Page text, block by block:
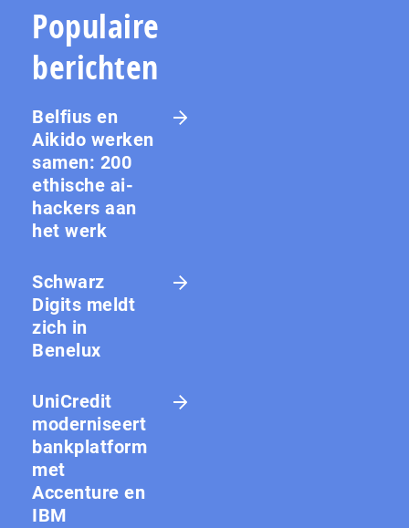
Populaire
berichten
Belfius en
Aikido werken
samen: 200
ethische ai-
hackers aan
het werk
Schwarz
Digits meldt
zich in
Benelux
UniCredit
moderniseert
bankplatform
met
Accenture en
IBM